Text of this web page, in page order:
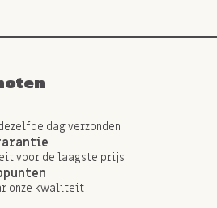
dag verzonden
voor de laagste prijs
onze kwaliteit